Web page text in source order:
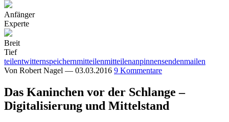
Anfänger
Experte
Breit
Tief
teilentwitternspeichernmitteilenmitteilenanpinnensendenmailen
Von Robert Nagel — 03.03.2016 9 Kommentare
Das Kaninchen vor der Schlange –
Digitalisierung und Mittelstand